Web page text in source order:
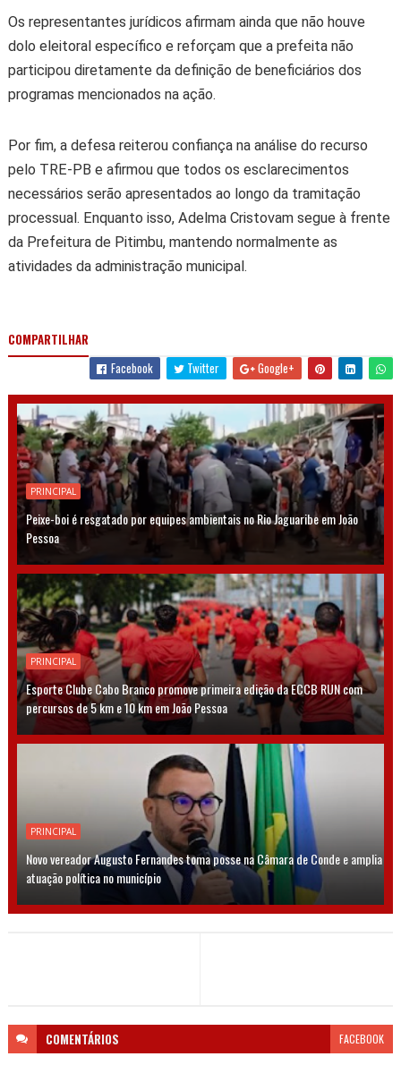
Os representantes jurídicos afirmam ainda que não houve
dolo eleitoral específico e reforçam que a prefeita não
participou diretamente da definição de beneficiários dos
programas mencionados na ação.
Por fim, a defesa reiterou confiança na análise do recurso
pelo TRE-PB e afirmou que todos os esclarecimentos
necessários serão apresentados ao longo da tramitação
processual. Enquanto isso, Adelma Cristovam segue à frente
da Prefeitura de Pitimbu, mantendo normalmente as
atividades da administração municipal.
COMPARTILHAR
Facebook
Twitter Google+
PRINCIPAL
Peixe-boi é resgatado por equipes ambientais no Rio Jaguaribe em João
Pessoa
PRINCIPAL
Esporte Clube Cabo Branco promove primeira edição da ECCB RUN com
percursos de 5 km e 10 km em João Pessoa
PRINCIPAL
Novo vereador Augusto Fernandes toma posse na Câmara de Conde e amplia
atuação política no município
COMENTÁRIOS FACEBOOK